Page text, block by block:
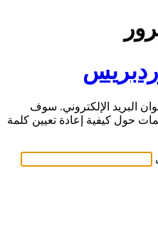
البريد الإلكتروني. سوف
حول كيفية إعادة تعيين كلمة